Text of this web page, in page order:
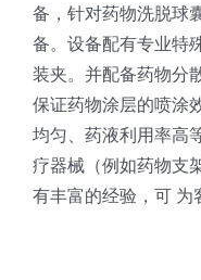
备，针对药物洗脱球
备。设备配有专业特
装夹。并配备药物分
保证药物涂层的喷涂
均匀、药液利用率高
疗器械（例如药物支
有丰富的经验，可 为